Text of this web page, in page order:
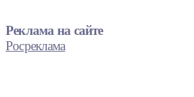
Реклама на сайте
Росреклама